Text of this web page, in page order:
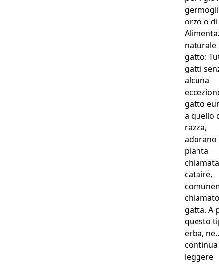
orzo o
naturale
gatto:
gatti
alcuna
gatto
a quello
razza,
adorano
pianta
chiamata
cataire,
gatta. A
questo
erba,
continua
leggere